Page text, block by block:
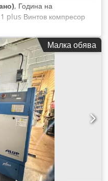
, Година на
plus Винтов компресор
изцяло тръбно
инсталация,
въздушно охлаждане,
Codpfxewlfche
на двигателя:
Малка обява